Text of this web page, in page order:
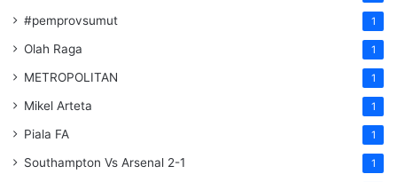
#pemprovsumut 1
Olah Raga 1
METROPOLITAN 1
Mikel Arteta 1
Piala FA 1
Southampton Vs Arsenal 2-1 1